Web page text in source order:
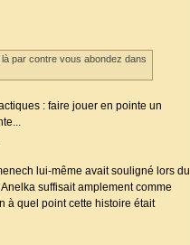
par contre vous abondez dans
: faire jouer en pointe un
lui-même avait souligné lors du
suffisait amplement comme
à quel point cette histoire était